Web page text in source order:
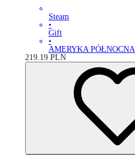
Steam
•
Gift
•
AMERYKA PÓŁNOCNA
219.19 PLN